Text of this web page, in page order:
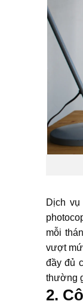
Dịch vụ
mỗi
vượt
đầy đủ
thường
2.